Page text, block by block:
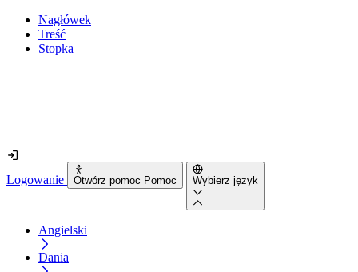
Nagłówek
Treść
Stopka
Logowanie Otwórz pomoc Pomoc Wybierz język
Angielski
Dania